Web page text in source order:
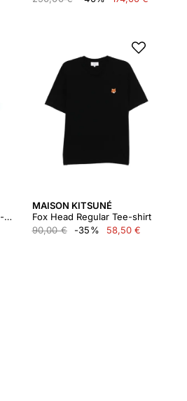
Dressed Fox Oversize Tee-shirt
MAISON KITSUNÉ
Fox Head Regular Tee-shirt
90,00 €
-35% 58,50 €